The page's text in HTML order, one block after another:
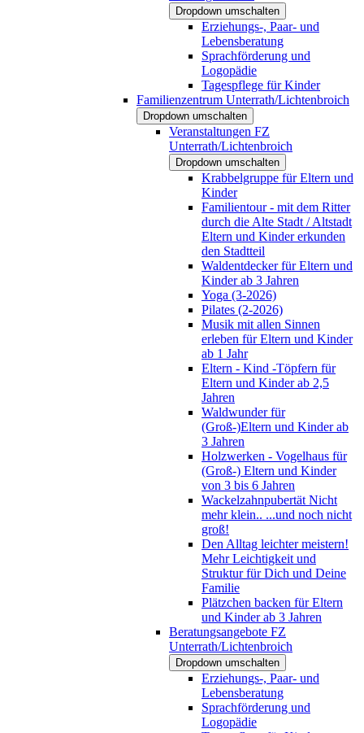
Dropdown umschalten
Erziehungs-, Paar- und
Lebensberatung
Sprachförderung und
Logopädie
Tagespflege für Kinder
Familienzentrum Unterrath/Lichtenbroich
Dropdown umschalten
Veranstaltungen FZ
Unterrath/Lichtenbroich
Dropdown umschalten
Krabbelgruppe für Eltern und
Kinder
Familientour - mit dem Ritter
durch die Alte Stadt / Altstadt
Eltern und Kinder erkunden
den Stadtteil
Waldentdecker für Eltern und
Kinder ab 3 Jahren
Yoga (3-2026)
Pilates (2-2026)
Musik mit allen Sinnen
erleben für Eltern und Kinder
ab 1 Jahr
Eltern - Kind -Töpfern für
Eltern und Kinder ab 2,5
Jahren
Waldwunder für
(Groß-)Eltern und Kinder ab
3 Jahren
Holzwerken - Vogelhaus für
(Groß-) Eltern und Kinder
von 3 bis 6 Jahren
Wackelzahnpubertät Nicht
mehr klein.. ...und noch nicht
groß!
Den Alltag leichter meistern!
Mehr Leichtigkeit und
Struktur für Dich und Deine
Familie
Plätzchen backen für Eltern
und Kinder ab 3 Jahren
Beratungsangebote FZ
Unterrath/Lichtenbroich
Dropdown umschalten
Erziehungs-, Paar- und
Lebensberatung
Sprachförderung und
Logopädie